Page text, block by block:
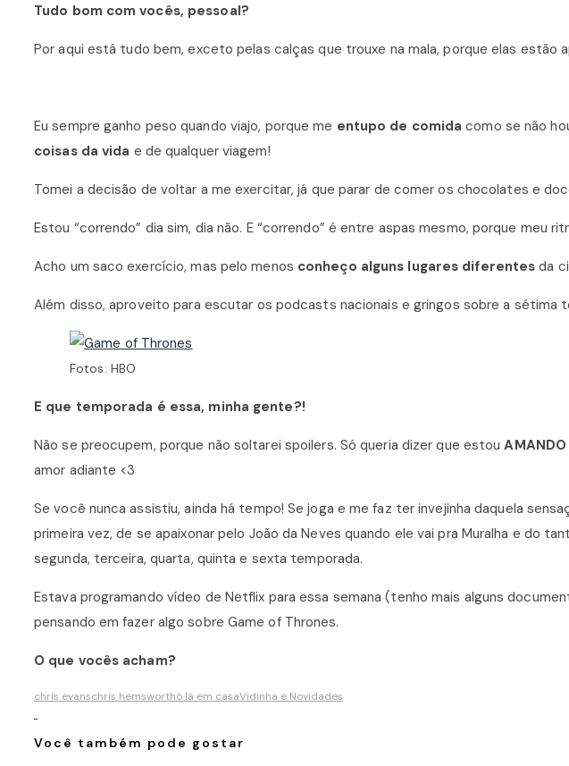
Tudo bom com vocês, pessoal?
Por aqui está tudo bem, exceto pelas calças que trouxe na mala, porque elas estão
Eu sempre ganho peso quando viajo, porque me entupo de comida como se não
coisas da vida e de qualquer viagem!
Tomei a decisão de voltar a me exercitar, já que parar de comer os chocolates e
Estou “correndo” dia sim, dia não. E “correndo” é entre aspas mesmo, porque meu
Acho um saco exercício, mas pelo menos conheço alguns lugares diferentes da
Além disso, aproveito para escutar os podcasts nacionais e gringos sobre a sétima
Fotos: HBO
E que temporada é essa, minha gente?!
Não se preocupem, porque não soltarei spoilers. Só queria dizer que estouAMANDO
amor adiante <3
Se você nunca assistiu, ainda há tempo! Se joga e me faz ter invejinha daquela
primeira vez, de se apaixonar pelo João da Neves quando ele vai pra Muralha e do
segunda, terceira, quarta, quinta e sexta temporada.
Estava programando vídeo de Netflix para essa semana (tenho mais alguns
pensando em fazer algo sobre Game of Thrones.
O que vocês acham?
chris evanschris hemsworthô lá em casaVidinha e Novidades
Você também pode gostar